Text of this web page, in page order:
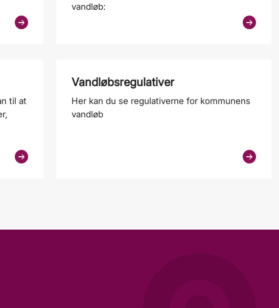
vandløb:
til at
Vandløbsregulativer
Her kan du se regulativerne for kommunens
vandløb